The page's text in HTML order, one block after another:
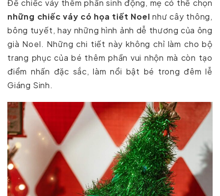
Để chiếc váy thêm phần sinh động, mẹ có thể chọn
những chiếc váy có họa tiết Noel như cây thông,
bông tuyết, hay những hình ảnh dễ thương của ông
già Noel. Những chi tiết này không chỉ làm cho bộ
trang phục của bé thêm phần vui nhộn mà còn tạo
điểm nhấn đặc sắc, làm nổi bật bé trong đêm lễ
Giáng Sinh.